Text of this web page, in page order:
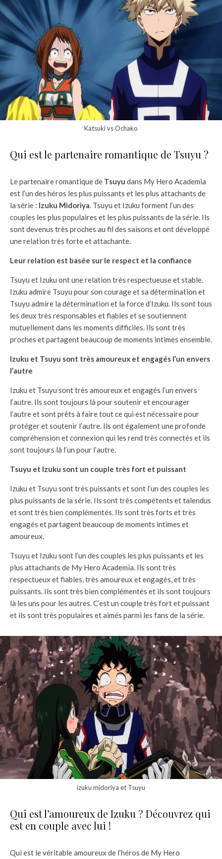
Katsuki vs Ochako
Qui est le partenaire romantique de Tsuyu ?
Le partenaire romantique de Tsuyu dans My Hero Academia
est l’un des héros les plus puissants et les plus attachants de
la série : Izuku Midoriya. Tsuyu et Izuku forment l’un des
couples les plus populaires et les plus puissants de la série. Ils
sont devenus très proches au fil des saisons et ont développé
une relation très forte et attachante.
Leur relation est basée sur le respect et la confiance
Tsuyu et Izuku ont une relation très respectueuse et stable.
Izuku admire Tsuyu pour son courage et sa détermination et
Tsuyu admire la détermination et la force d’Izuku. Ils sont tous
les deux très responsables et fiables et se soutiennent
mutuellement dans les moments difficiles. Ils sont très
proches et partagent beaucoup de moments intimes ensemble.
Izuku et Tsuyu sont très amoureux et engagés l’un envers
l’autre
Izuku et Tsuyu sont très amoureux et engagés l’un envers
l’autre. Ils sont toujours là pour soutenir et encourager
l’autre et sont prêts à faire tout ce qui est nécessaire pour
protéger et soutenir l’autre. Ils ont également une profonde
compréhension et connexion qui les rend très connectés et ils
sont toujours là l’un pour l’autre.
Tsuyu et Izuku sont un couple très fort et puissant
Izuku et Tsuyu sont très puissants et sont l’un des couples les
plus puissants de la série. Ils sont très compétents et talendus
et sont très bien complémentés. Ils sont très forts et très
engagés et partagent beaucoup de moments intimes et
amoureux.
Tsuyu et Izuku sont l’un des couples les plus puissants et les
plus attachants de My Hero Academia. Ils sont très
respectueux et fiables, très amoureux et engagés, et très
puissants. Ils sont très bien complémentés et ils sont toujours
là les uns pour les autres. C’est un couple très fort et puissant
et ils sont très populaires et aimés parmi les fans de la série.
izuku midoriya et Tsuyu
Qui est l’amoureux de Izuku ? Découvrez qui
est en couple avec lui !
Qui est le véritable amoureux de l’héros de My Hero